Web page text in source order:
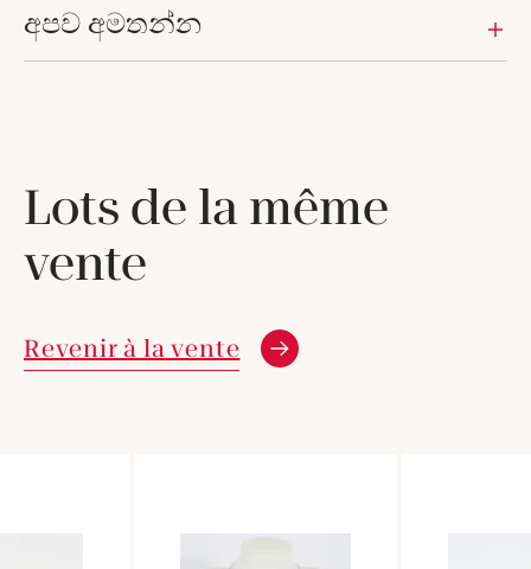
අපව අමතන්න
Lots de la même
vente
Revenir à la vente